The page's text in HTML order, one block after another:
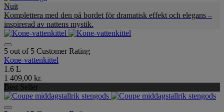
Nuit
Komplettera med den på bordet för dramatisk effekt och elegans –
inspirerad av nattens mystik.
5 out of 5 Customer Rating
Kone-vattenkittel
1.6 L
1 409,00 kr.
Best Seller